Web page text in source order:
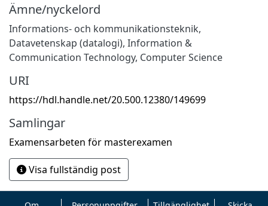
Ämne/nyckelord
Informations- och kommunikationsteknik,
Datavetenskap (datalogi), Information &
Communication Technology, Computer Science
URI
https://hdl.handle.net/20.500.12380/149699
Samlingar
Examensarbeten för masterexamen
Visa fullständig post